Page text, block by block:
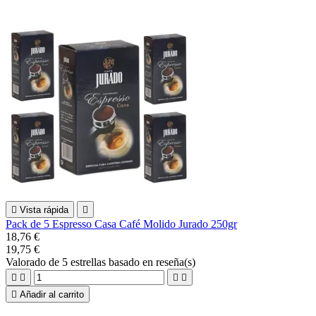
 Vista rápida 
Pack de 5 Espresso Casa Café Molido Jurado 250gr
18,76 €
19,75 €
Valorado de 5 estrellas basado en reseña(s)
   
 Añadir al carrito